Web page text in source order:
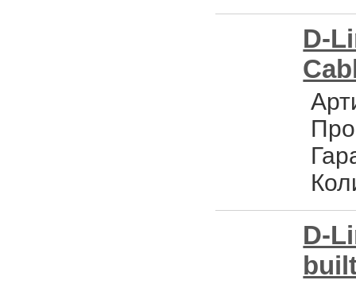
D-
D-